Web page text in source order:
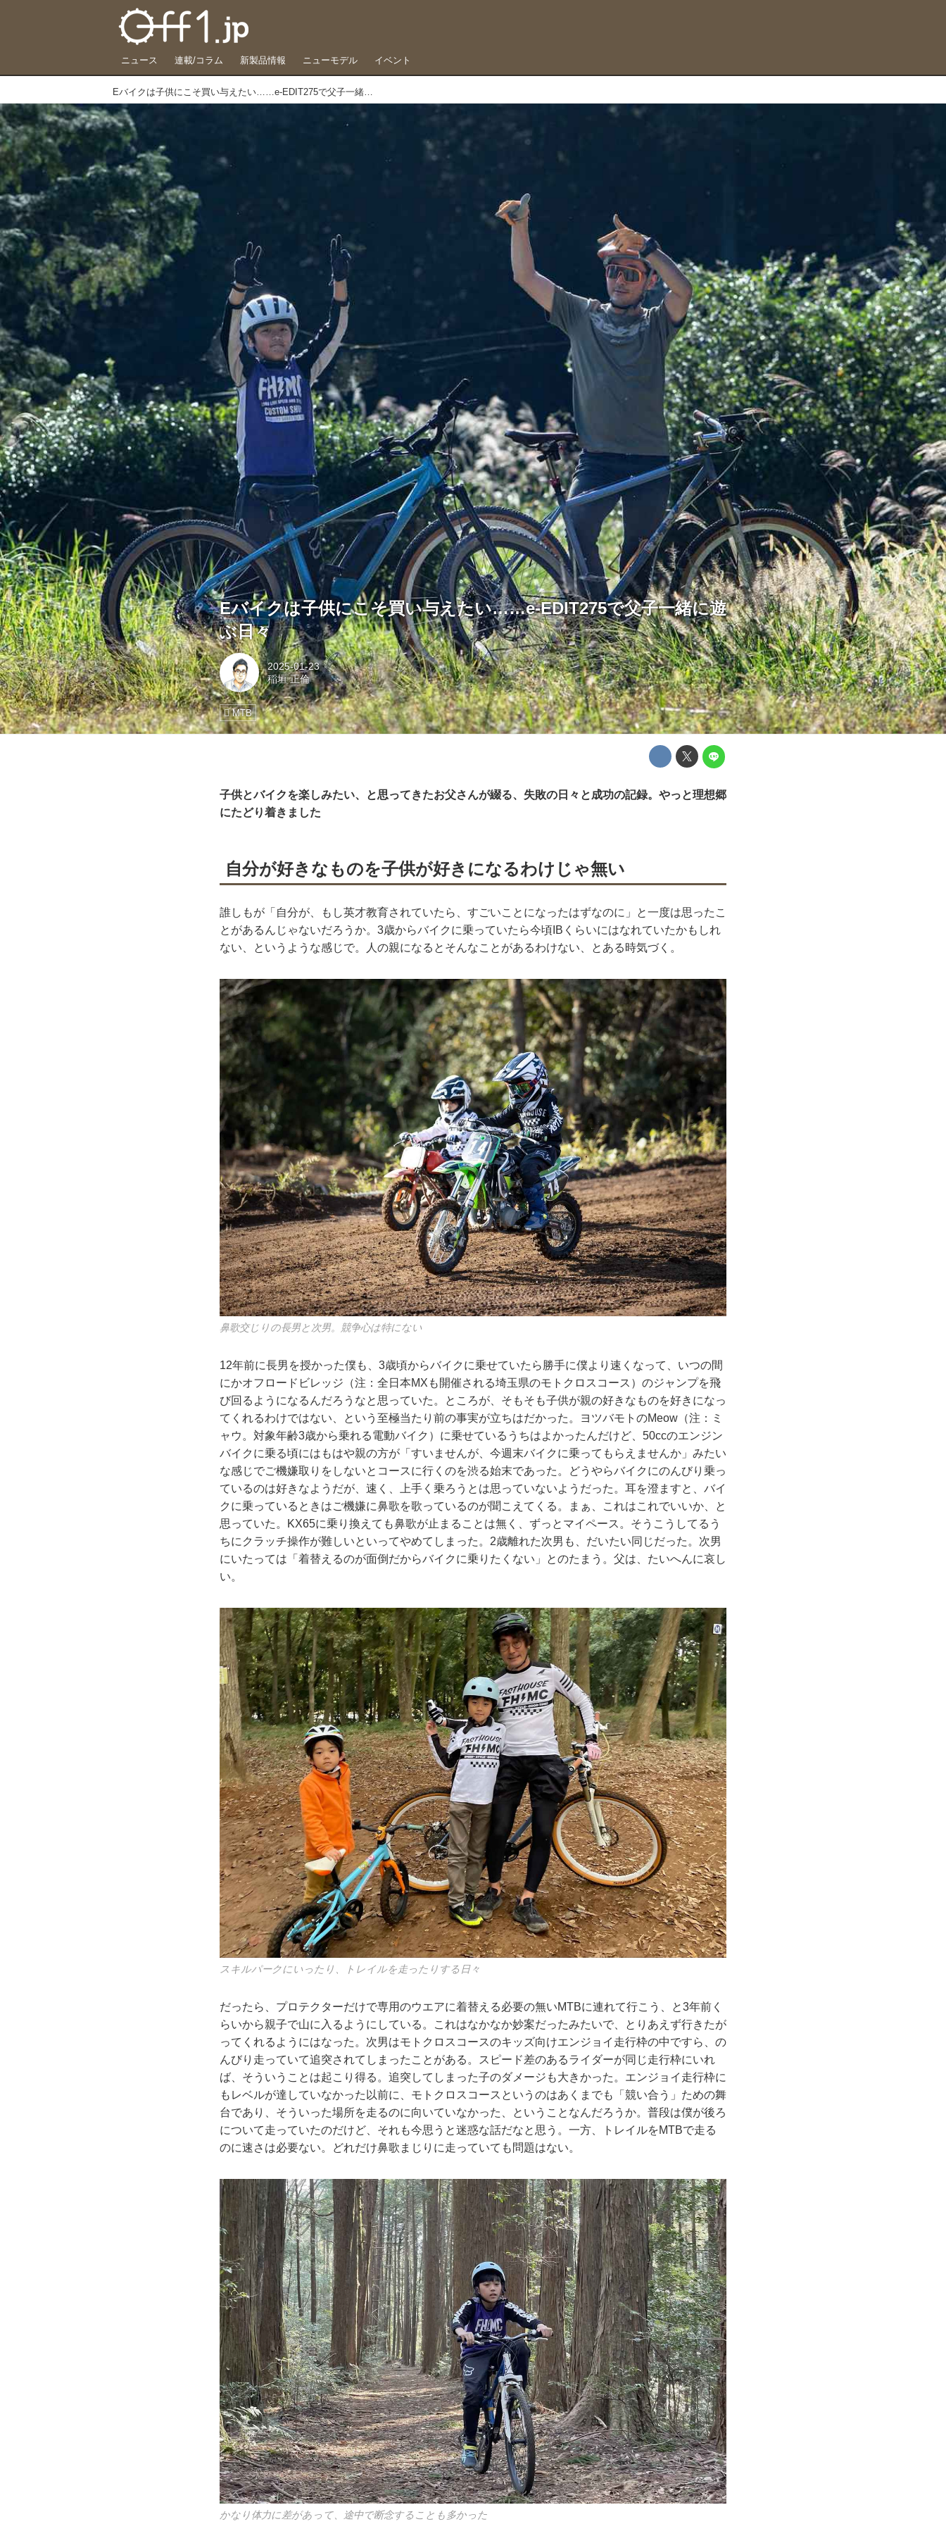
ニュース 連載/コラム 新製品情報 ニューモデル イベント
Eバイクは子供にこそ買い与えたい……e-EDIT275で父子一緒に遊ぶ日々
Eバイクは子供にこそ買い与えたい……e-EDIT275で父子一緒に遊
ぶ日々
2025-01-23
稲垣 正倫
MTB
子供とバイクを楽しみたい、と思ってきたお父さんが綴る、失敗の日々と成功の記録。やっと理想郷
にたどり着きました
自分が好きなものを子供が好きになるわけじゃ無い
誰しもが「自分が、もし英才教育されていたら、すごいことになったはずなのに」と一度は思ったこ
とがあるんじゃないだろうか。3歳からバイクに乗っていたら今頃IBくらいにはなれていたかもしれ
ない、というような感じで。人の親になるとそんなことがあるわけない、とある時気づく。
鼻歌交じりの長男と次男。競争心は特にない
12年前に長男を授かった僕も、3歳頃からバイクに乗せていたら勝手に僕より速くなって、いつの間
にかオフロードビレッジ（注：全日本MXも開催される埼玉県のモトクロスコース）のジャンプを飛
び回るようになるんだろうなと思っていた。ところが、そもそも子供が親の好きなものを好きになっ
てくれるわけではない、という至極当たり前の事実が立ちはだかった。ヨツバモトのMeow（注：ミ
ャウ。対象年齢3歳から乗れる電動バイク）に乗せているうちはよかったんだけど、50ccのエンジン
バイクに乗る頃にはもはや親の方が「すいませんが、今週末バイクに乗ってもらえませんか」みたい
な感じでご機嫌取りをしないとコースに行くのを渋る始末であった。どうやらバイクにのんびり乗っ
ているのは好きなようだが、速く、上手く乗ろうとは思っていないようだった。耳を澄ますと、バイ
クに乗っているときはご機嫌に鼻歌を歌っているのが聞こえてくる。まぁ、これはこれでいいか、と
思っていた。KX65に乗り換えても鼻歌が止まることは無く、ずっとマイペース。そうこうしてるう
ちにクラッチ操作が難しいといってやめてしまった。2歳離れた次男も、だいたい同じだった。次男
にいたっては「着替えるのが面倒だからバイクに乗りたくない」とのたまう。父は、たいへんに哀し
い。
スキルパークにいったり、トレイルを走ったりする日々
だったら、プロテクターだけで専用のウエアに着替える必要の無いMTBに連れて行こう、と3年前く
らいから親子で山に入るようにしている。これはなかなか妙案だったみたいで、とりあえず行きたが
ってくれるようにはなった。次男はモトクロスコースのキッズ向けエンジョイ走行枠の中ですら、の
んびり走っていて追突されてしまったことがある。スピード差のあるライダーが同じ走行枠にいれ
ば、そういうことは起こり得る。追突してしまった子のダメージも大きかった。エンジョイ走行枠に
もレベルが達していなかった以前に、モトクロスコースというのはあくまでも「競い合う」ための舞
台であり、そういった場所を走るのに向いていなかった、ということなんだろうか。普段は僕が後ろ
について走っていたのだけど、それも今思うと迷惑な話だなと思う。一方、トレイルをMTBで走る
のに速さは必要ない。どれだけ鼻歌まじりに走っていても問題はない。
かなり体力に差があって、途中で断念することも多かった